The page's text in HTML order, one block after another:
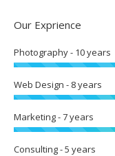
Our Exprience
Photography - 10 years
Web Design - 8 years
Marketing - 7 years
Consulting - 5 years